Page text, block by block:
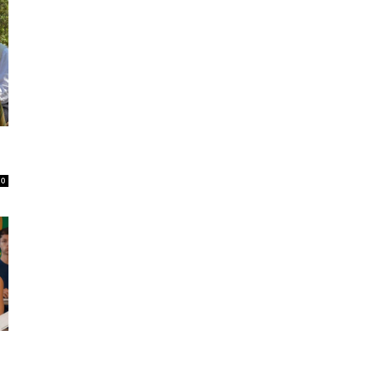
0